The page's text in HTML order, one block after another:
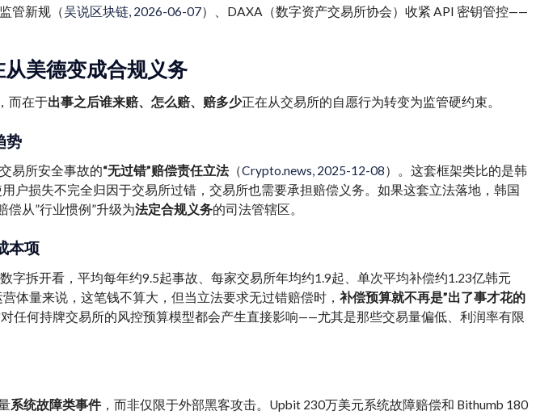
管新规（吴说区块链, 2026-06-07）、DAXA（数字资产交易所协会）收紧 API 密钥管控——
美德变成合规义务
而在于出事之后谁来赔、怎么赔、赔多少正在从交易所的自愿行为转变为监管硬约束。
势
易所安全事故的“无过错”赔偿责任立法 （Crypto.news, 2025-12-08）。这套框架类比的是韩
户损失不完全归因于交易所过错，交易所也需要承担赔偿义务。如果这套立法落地，韩国
从”行业惯例”升级为法定合规义务的司法管辖区。
本项
字拆开看，平均每年约9.5起事故、每家交易所年均约1.9起、单次平均补偿约1.23亿韩元
体量来说，这笔钱不算大，但当立法要求无过错赔偿时， 补偿预算就不再是”出了事才花的
任何持牌交易所的风控预算模型都会产生直接影响——尤其是那些交易量偏低、利润率有限
系统故障类事件 ，而非仅限于外部黑客攻击。Upbit 230万美元系统故障赔偿和 Bithumb 180